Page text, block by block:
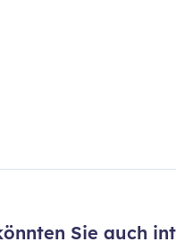
Sie auch